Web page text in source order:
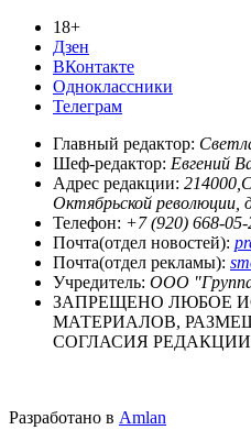
18+
Дзен
ВКонтакте
Одноклассники
Телеграм
Главный редактор:
Шеф-редактор: Евгений
Адрес редакции:
Октябрьской революции,
Телефон: +7 (920) 668-05-
Почта(отдел новостей):
Почта(отдел рекламы):
Учредитель: ООО
ЗАПРЕЩЕНО ЛЮБОЕ
МАТЕРИАЛОВ,
СОГЛАСИЯ РЕДАКЦИИ
Разработано в Amlan